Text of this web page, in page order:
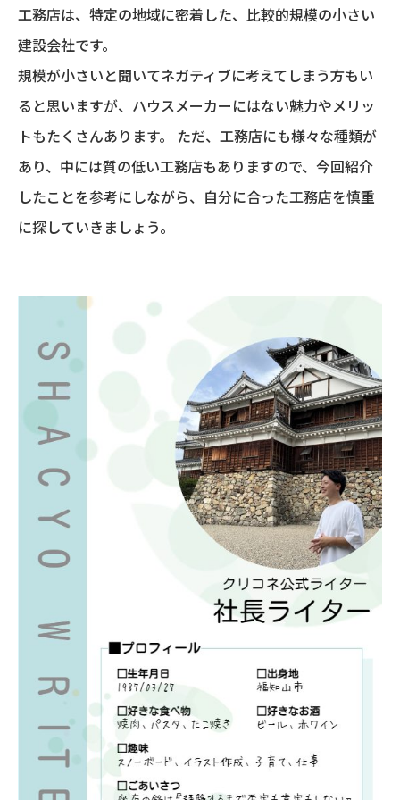
工務店は、特定の地域に密着した、比較的規模の小さい
建設会社です。
規模が小さいと聞いてネガティブに考えてしまう方もい
ると思いますが、ハウスメーカーにはない魅力やメリッ
トもたくさんあります。 ただ、工務店にも様々な種類が
あり、中には質の低い工務店もありますので、今回紹介
したことを参考にしながら、自分に合った工務店を慎重
に探していきましょう。